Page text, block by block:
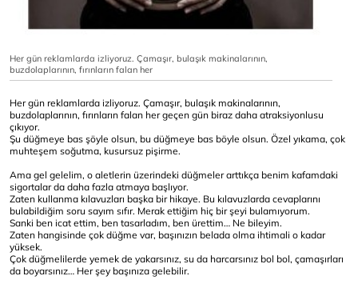
Her gün reklamlarda izliyoruz. Çamaşır, bulaşık makinalarının,
buzdolaplarının, fırınların falan her
Her gün reklamlarda izliyoruz. Çamaşır, bulaşık makinalarının,
buzdolaplarının, fırınların falan her geçen gün biraz daha atraksiyonlusu
çıkıyor.
Şu düğmeye bas şöyle olsun, bu düğmeye bas böyle olsun. Özel yıkama, çok
muhteşem soğutma, kusursuz pişirme.
Ama gel gelelim, o aletlerin üzerindeki düğmeler arttıkça benim kafamdaki
sigortalar da daha fazla atmaya başlıyor.
Zaten kullanma kılavuzları başka bir hikaye. Bu kılavuzlarda cevaplarını
bulabildiğim soru sayım sıfır. Merak ettiğim hiç bir şeyi bulamıyorum.
Sanki ben icat ettim, ben tasarladım, ben ürettim… Ne bileyim.
Zaten hangisinde çok düğme var, başınızın belada olma ihtimali o kadar
yüksek.
Çok düğmelilerde yemek de yakarsınız, su da harcarsınız bol bol, çamaşırları
da boyarsınız… Her şey başınıza gelebilir.